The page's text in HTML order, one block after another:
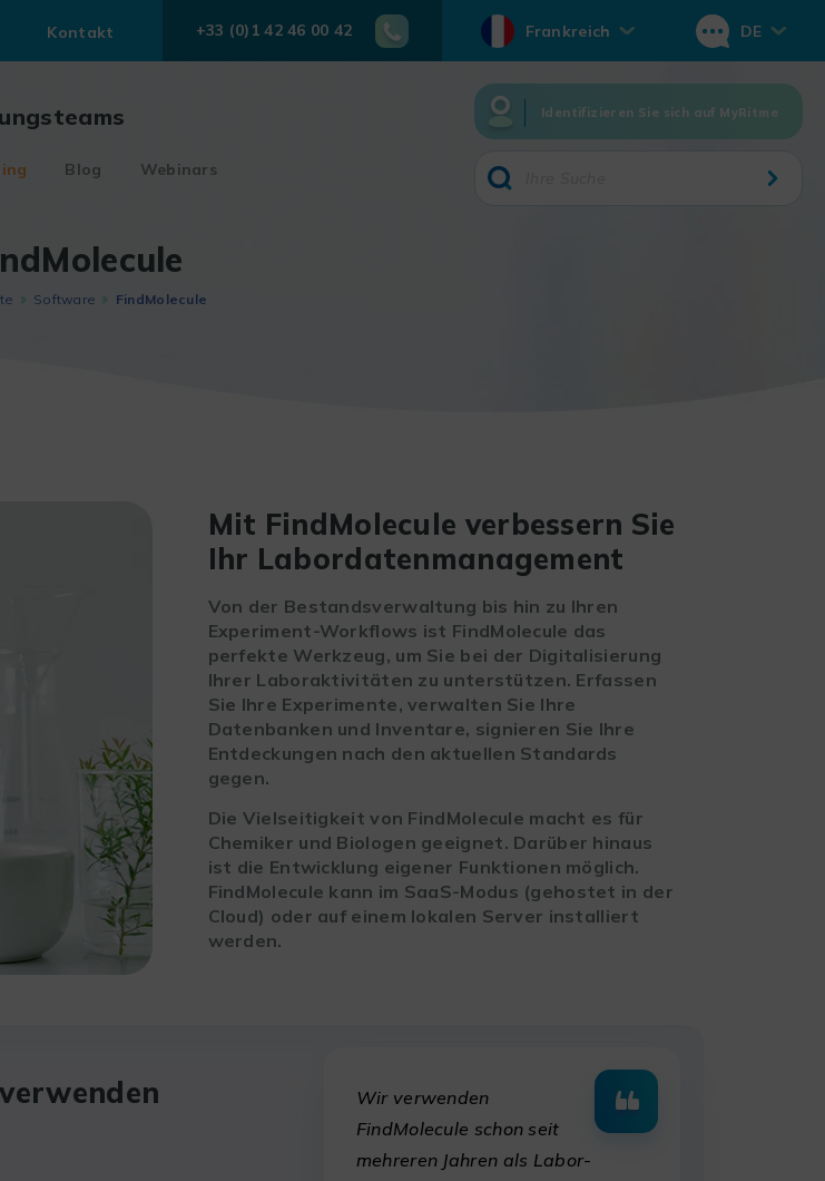
Kontakt +33 (0)1 42 46 00 42 Frankreich DE
Blog Webinars
Identifizieren Sie sich auf MyRitme
Software FindMolecule
Mit FindMolecule verbessern Sie
Ihr Labordatenmanagement
Von der Bestandsverwaltung bis hin zu Ihren
Experiment-Workflows ist FindMolecule das
perfekte Werkzeug, um Sie bei der Digitalisierung
Ihrer Laboraktivitäten zu unterstützen. Erfassen
Sie Ihre Experimente, verwalten Sie Ihre
Datenbanken und Inventare, signieren Sie Ihre
Entdeckungen nach den aktuellen Standards
gegen.
Die Vielseitigkeit von FindMolecule macht es für
Chemiker und Biologen geeignet. Darüber hinaus
ist die Entwicklung eigener Funktionen möglich.
FindMolecule kann im SaaS-Modus (gehostet in der
Cloud) oder auf einem lokalen Server installiert
werden.
Wir verwenden
FindMolecule schon seit
mehreren Jahren als Labor-